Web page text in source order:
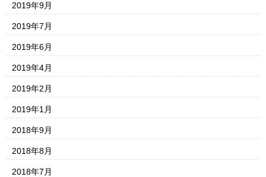
2019年9月
2019年7月
2019年6月
2019年4月
2019年2月
2019年1月
2018年9月
2018年8月
2018年7月